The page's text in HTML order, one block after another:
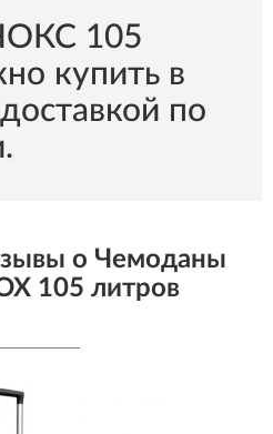
105
купить в
по
о Чемоданы
105 литров